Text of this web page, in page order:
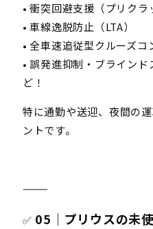
• 衝突回避支援（プリクラ
• 車線逸脱防止（LTA）
• 全車速追従型クルーズコ
• 誤発進抑制・ブライン
ど！
特に通勤や送迎、夜間の
ントです。
⸻
✅ 05｜プリウスの未